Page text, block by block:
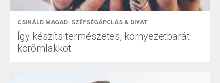
CSINÁLD MAGAD SZÉPSÉGÁPOLÁS & DIVAT
Így készíts természetes, környezetbarát
körömlakkot